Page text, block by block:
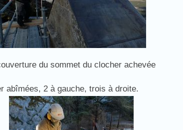
du sommet du clocher achevée
abîmées, 2 à gauche, trois à droite.